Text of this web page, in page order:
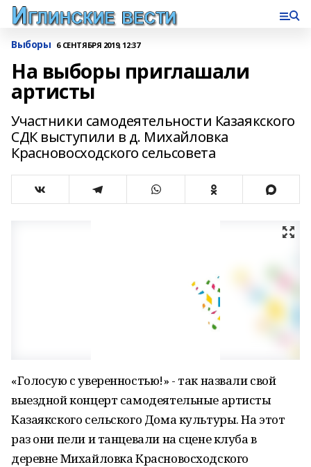
Выборы 6 СЕНТЯБРЯ 2019, 12:37
На выборы приглашали
артисты
Участники самодеятельности Казаякского
СДК выступили в д. Михайловка
Красновосходского сельсовета
«Голосую с уверенностью!» - так назвали свой
выездной концерт самодеятельные артисты
Казаякского сельского Дома культуры. На этот
раз они пели и танцевали на сцене клуба в
деревне Михайловка Красновосходского